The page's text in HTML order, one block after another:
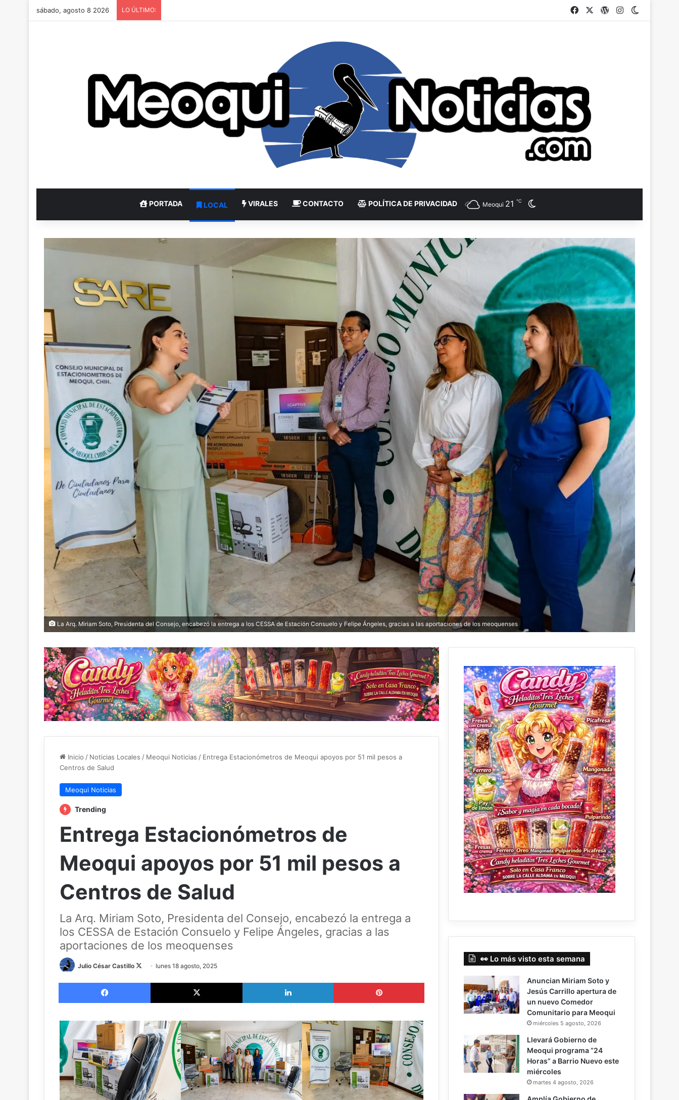
sábado, agosto 8 2026 LO ÚLTIMO: FacebookWordPress
Instagram
PORTADA LOCAL VIRALES CONTACTO POLÍTICA DE PRIVACIDAD Meoqui 21 ℃ Switch skin
La Arq. Miriam Soto, Presidenta del Consejo, encabezó la entrega a los CESSA de Estación Consuelo y Felipe Ángeles, gracias a las aportaciones de los meoquenses
Inicio / Noticias Locales / Meoqui Noticias / Entrega Estacionómetros de Meoqui apoyos por 51 mil pesos a
Centros de Salud
Meoqui Noticias
Trending
Entrega Estacionómetros de
Meoqui apoyos por 51 mil pesos a
Centros de Salud
La Arq. Miriam Soto, Presidenta del Consejo, encabezó la entrega a
los CESSA de Estación Consuelo y Felipe Ángeles, gracias a las
aportaciones de los meoquenses
Julio César Castillo
Followlunes 18 agosto, 2025
Facebook X LinkedIn Pinterest
👀 Lo más visto esta semana
Anuncian Miriam Soto y
Jesús Carrillo apertura de
un nuevo Comedor
Comunitario para Meoqui
miércoles 5 agosto, 2026
Llevará Gobierno de
Meoqui programa “24
Horas” a Barrio Nuevo este
miércoles
martes 4 agosto, 2026